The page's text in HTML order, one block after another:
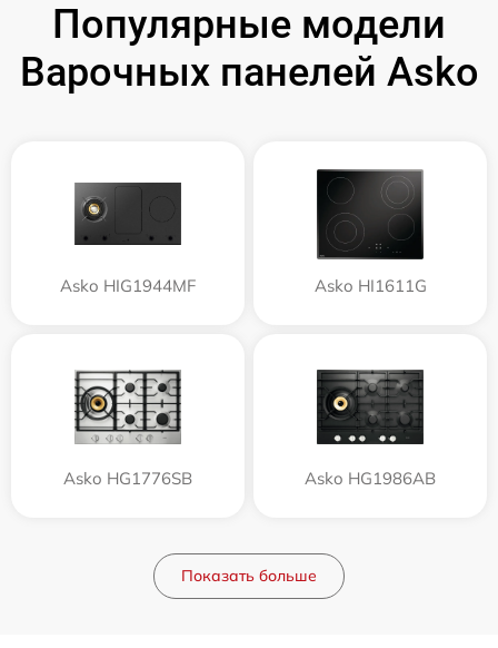
Популярные модели
Варочных панелей Asko
Asko HIG1944MF Asko HI1611G
Asko HG1776SB Asko HG1986AB
Показать больше